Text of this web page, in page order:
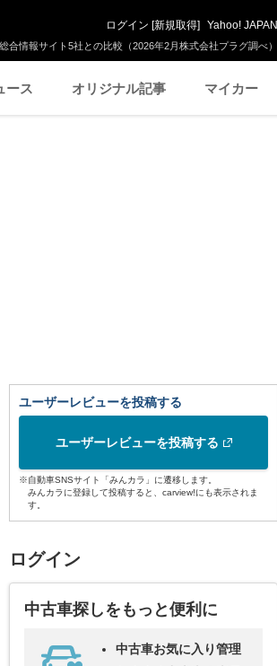
合情報サイト5社との比較（2026年2月株式会社プラグ調べ）
ログイン [新規取得] Yahoo! JAPAN
ース オリジナル記事 マイカー
ユーザーレビューを投稿する
ユーザーレビューを投稿する
※自動車SNSサイト「みんカラ」に遷移します。
みんカラに登録して投稿すると、carview!にも表示されま
す。
ログイン
中古車探しをもっと便利に
中古車お気に入り管理